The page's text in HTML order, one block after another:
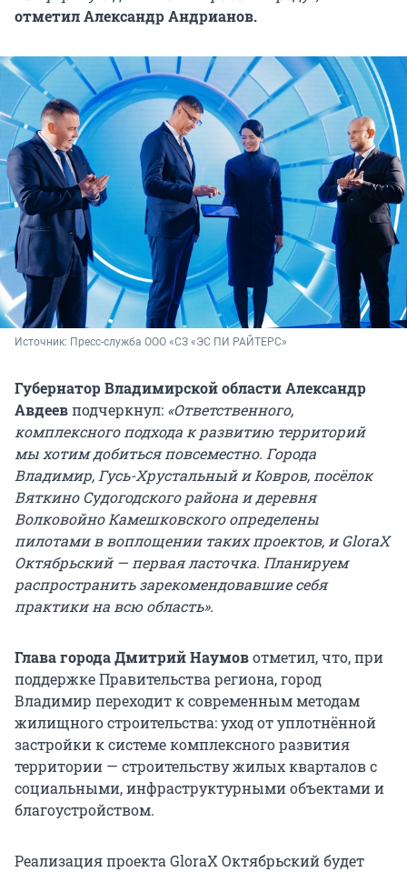
отметил Александр Андрианов.
Источник: Пресс-служба ООО «СЗ «ЭС ПИ РАЙТЕРС»
Губернатор Владимирской области Александр
Авдеевподчеркнул: «Ответственного,
комплексного подхода к развитию территорий
мы хотим добиться повсеместно. Города
Владимир, Гусь-Хрустальный и Ковров, посёлок
Вяткино Судогодского района и деревня
Волковойно Камешковского определены
пилотами в воплощении таких проектов, и GloraX
Октябрьский — первая ласточка. Планируем
распространить зарекомендовавшие себя
практики на всю область».
Глава города Дмитрий Наумовотметил, что, при
поддержке Правительства региона, город
Владимир переходит к современным методам
жилищного строительства: уход от уплотнённой
застройки к системе комплексного развития
территории — строительству жилых кварталов с
социальными, инфраструктурными объектами и
благоустройством.
Реализация проекта GloraX Октябрьский будет